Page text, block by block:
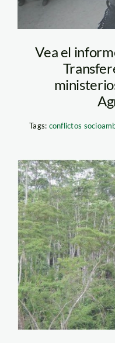
Vea el
Tags: conflictos